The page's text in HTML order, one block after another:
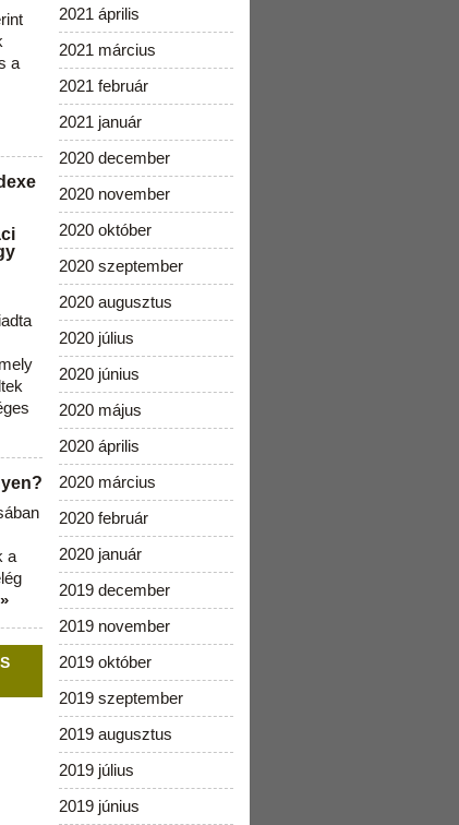
a
a
2021 április
2021 március
2021 február
2021 január
2020 december
2020 november
2020 október
2020 szeptember
2020 augusztus
2020 július
2020 június
2020 május
2020 április
2020 március
2020 február
2020 január
2019 december
2019 november
2019 október
2019 szeptember
2019 augusztus
2019 július
2019 június